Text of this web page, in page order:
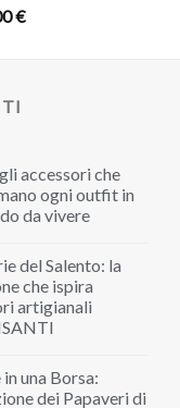
€
accessori che
ogni outfit in
da vivere
del Salento: la
che ispira
artigianali
in una Borsa:
dei Papaveri di